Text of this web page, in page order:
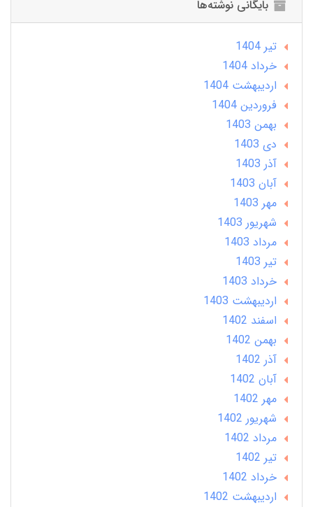
بایگانی نوشته‌ها
تير 1404
خرداد 1404
ارديبهشت 1404
فروردین 1404
بهمن 1403
دی 1403
آذر 1403
آبان 1403
مهر 1403
شهریور 1403
مرداد 1403
تير 1403
خرداد 1403
ارديبهشت 1403
اسفند 1402
بهمن 1402
آذر 1402
آبان 1402
مهر 1402
شهریور 1402
مرداد 1402
تير 1402
خرداد 1402
ارديبهشت 1402